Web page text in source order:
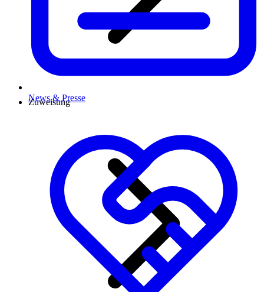
News & Presse
Zuweisung